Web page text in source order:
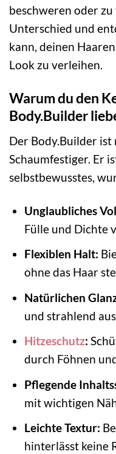
beschweren oder
Unterschied und
kann, deinen
Look zu verleihen.
Warum du den
Body.Builder
Der Body.Builder ist
Schaumfestiger. Er
selbstbewusstes,
Unglaubliches
Fülle und Dichte
Flexiblen Halt:
ohne das Haar
Natürlichen
und strahlend
Hitzeschutz:
durch Föhnen
Pflegende
mit wichtigen
Leichte Textur:
hinterlässt keine